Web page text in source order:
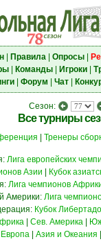
| Правила| Опросы|
| Команды| Игроки|
| Форум Чат|
Сезон:
Все турниры
Тренеры
Лига европейских
Азии
Кубок
Лига чемпионов
Америки: Лига
Кубок
| Сев. Америка|
Европа| Азия и Океания